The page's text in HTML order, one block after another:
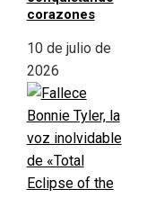
corazones
10 de julio de
2026